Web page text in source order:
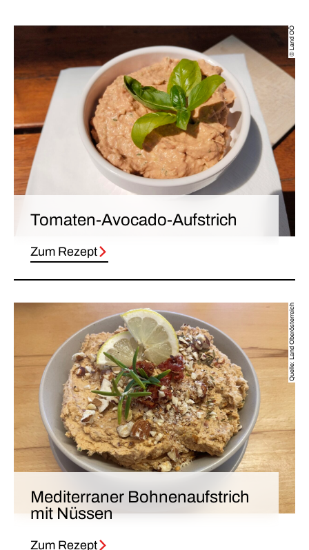
© Land OÖ
Tomaten-Avocado-Aufstrich
Zum Rezept
Quelle: Land Oberösterreich
Mediterraner Bohnen­aufstrich
mit Nüssen
Zum Rezept